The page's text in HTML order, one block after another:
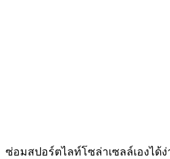
ซ่อมสปอร์ตไลท์โซล่าเซลล์เองได้